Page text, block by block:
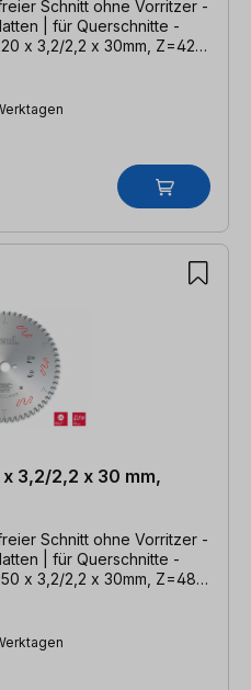
Schnitt ohne Vorritzer -
| für Querschnitte -
x 3,2/2,2 x 30mm, Z=42
3,2/2,2 x 30 mm,
Schnitt ohne Vorritzer -
| für Querschnitte -
x 3,2/2,2 x 30mm, Z=48